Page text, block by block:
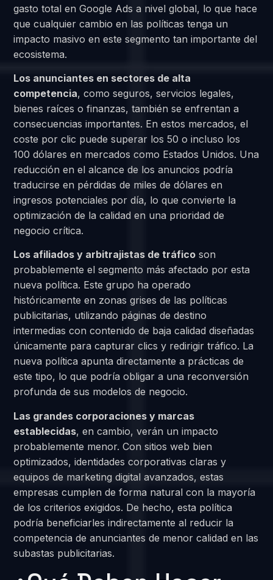
gasto total en Google Ads a nivel global, lo que hace
que cualquier cambio en las políticas tenga un
impacto masivo en este segmento tan importante del
ecosistema.
Los anunciantes en sectores de alta
competencia, como seguros, servicios legales,
bienes raíces o finanzas, también se enfrentan a
consecuencias importantes. En estos mercados, el
coste por clic puede superar los 50 o incluso los
100 dólares en mercados como Estados Unidos. Una
reducción en el alcance de los anuncios podría
traducirse en pérdidas de miles de dólares en
ingresos potenciales por día, lo que convierte la
optimización de la calidad en una prioridad de
negocio crítica.
Los afiliados y arbitrajistas de tráfico son
probablemente el segmento más afectado por esta
nueva política. Este grupo ha operado
históricamente en zonas grises de las políticas
publicitarias, utilizando páginas de destino
intermedias con contenido de baja calidad diseñadas
únicamente para capturar clics y redirigir tráfico. La
nueva política apunta directamente a prácticas de
este tipo, lo que podría obligar a una reconversión
profunda de sus modelos de negocio.
Las grandes corporaciones y marcas
establecidas, en cambio, verán un impacto
probablemente menor. Con sitios web bien
optimizados, identidades corporativas claras y
equipos de marketing digital avanzados, estas
empresas cumplen de forma natural con la mayoría
de los criterios exigidos. De hecho, esta política
podría beneficiarles indirectamente al reducir la
competencia de anunciantes de menor calidad en las
subastas publicitarias.